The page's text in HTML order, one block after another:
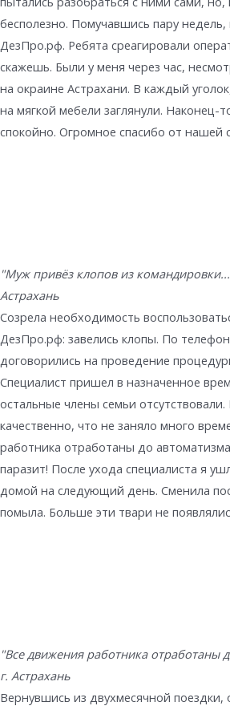
бесполезно. Помучавшись пару недель,
ДезПро.рф. Ребята среагировали
скажешь. Были у меня через час,
на окраине Астрахани. В каждый
на мягкой мебели заглянули. Наконец-
спокойно. Огромное спасибо от нашей
"Муж привёз клопов из
Астрахань
Созрела необходимость
ДезПро.рф: завелись клопы. По
договорились на проведение
Специалист пришел в назначенное
остальные члены семьи
качественно, что не заняло много
работника отработаны до
паразит! После ухода специалиста я
домой на следующий день. Сменила
помыла. Больше эти твари не
"Все движения работника отработаны
г. Астрахань
Вернувшись из двухмесячной поездки,